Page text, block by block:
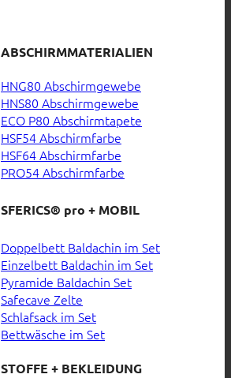
ABSCHIRMMATERIALIEN
HNG80 Abschirmgewebe
HNS80 Abschirmgewebe
ECO P80 Abschirmtapete
HSF54 Abschirmfarbe
HSF64 Abschirmfarbe
PRO54 Abschirmfarbe
SFERICS® pro + MOBIL
Doppelbett Baldachin im Set
Einzelbett Baldachin im Set
Pyramide Baldachin Set
Safecave Zelte
Schlafsack im Set
Bettwäsche im Set
STOFFE + BEKLEIDUNG